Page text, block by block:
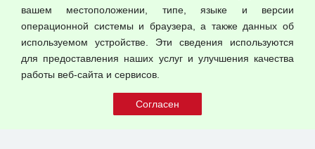
© 2026 ООО "Феникс"
Публичная оферта
вашем местоположении, типе, языке и версии
операционной системы и браузера, а также данных об
используемом устройстве. Эти сведения используются
для предоставления наших услуг и улучшения качества
работы веб-сайта и сервисов.